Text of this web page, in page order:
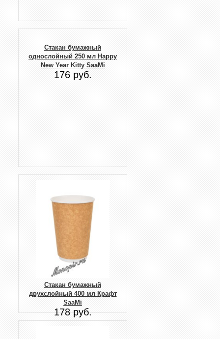
Стакан бумажный
однослойный 250 мл Happy
New Year Kitty SaaMi
176 руб.
Стакан бумажный
двухслойный 400 мл Крафт
SaaMi
178 руб.